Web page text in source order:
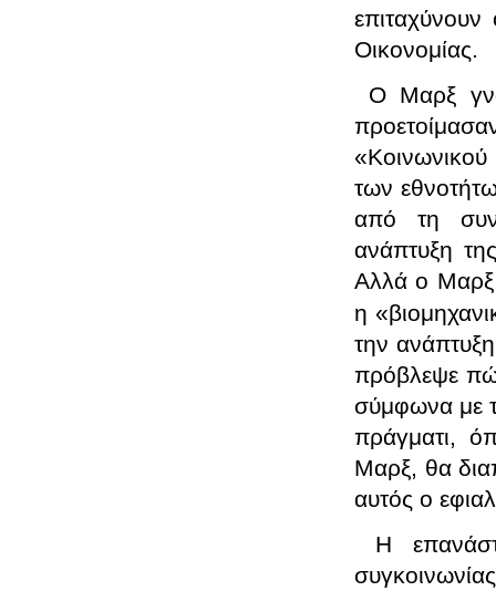
Οικονομίας.
Ο Μαρξ
των
από τη
ανάπτυξη
Αλλά ο Μαρξ
η
την
πρόβλεψε
σύμφωνα με
πράγματι,
Μαρξ, θα
αυτός ο
Η